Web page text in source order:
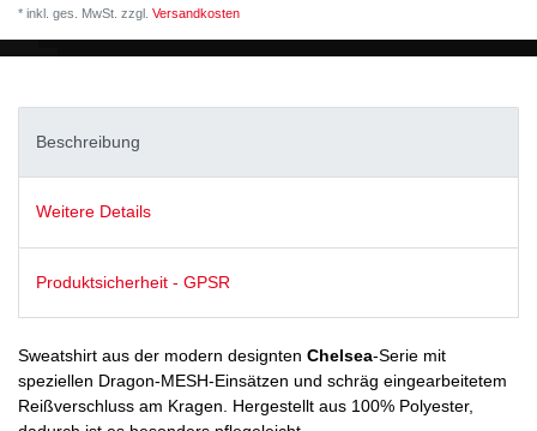
* inkl. ges. MwSt. zzgl. Versandkosten
Beschreibung
Weitere Details
Produktsicherheit - GPSR
Sweatshirt aus der modern designten Chelsea-Serie mit
speziellen Dragon-MESH-Einsätzen und schräg eingearbeitetem
Reißverschluss am Kragen. Hergestellt aus 100% Polyester,